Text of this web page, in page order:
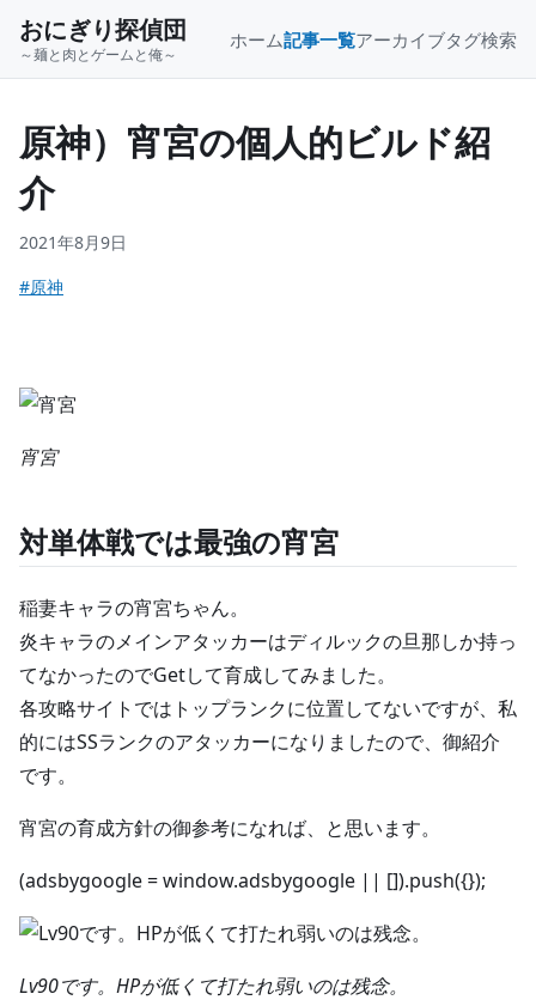
おにぎり探偵団
～麺と肉とゲームと俺～
ホーム記事一覧アーカイブタグ検索
原神）宵宮の個人的ビルド紹
介
2021年8月9日
#原神
宵宮
対単体戦では最強の宵宮
稲妻キャラの宵宮ちゃん。
炎キャラのメインアタッカーはディルックの旦那しか持っ
てなかったのでGetして育成してみました。
各攻略サイトではトップランクに位置してないですが、私
的にはSSランクのアタッカーになりましたので、御紹介
です。
宵宮の育成方針の御参考になれば、と思います。
(adsbygoogle = window.adsbygoogle || []).push({});
Lv90です。HPが低くて打たれ弱いのは残念。